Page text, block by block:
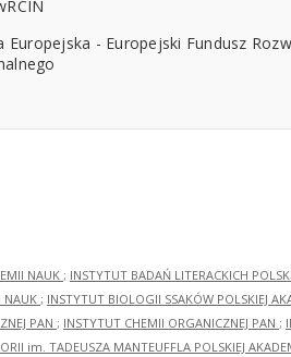
NAUK ; INSTYTUT BADAŃ LITERACKICH
NAUK ; INSTYTUT BIOLOGII SSAKÓW POLSKIEJ
PAN ; INSTYTUT CHEMII ORGANICZNEJ PAN ;
im. TADEUSZA MANTEUFFLA POLSKIEJ